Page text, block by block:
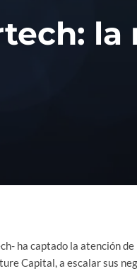
la
ha captado la atención
Capital, a escalar sus